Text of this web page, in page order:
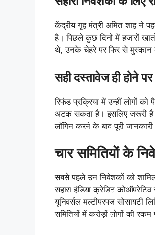
केंद्रीय गृह मंत्री अमित शाह ने
है। पिछले कुछ दिनों में हजारों
थे, उनके चेहरे पर फिर से मुस्कान
सही दस्तावेज ही होने
रिफंड प्रक्रिया में उन्हीं लोगों
अटक सकता है। इसलिए जरूरी है
लॉगिन करने के बाद पूरी
चार समितियों के
सबसे पहले उन निवेशकों को शामिल
सहारा इंडिया क्रेडिट
यूनिवर्सल मल्टीपरपज सोसायटी
समितियों में करोड़ों लोगों की